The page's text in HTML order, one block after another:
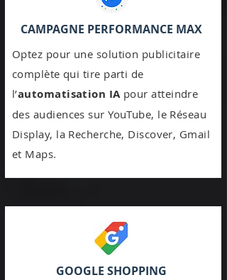
CAMPAGNE PERFORMANCE MAX
Optez pour une solution publicitaire
complète qui tire parti de
l’automatisation IA pour atteindre
des audiences sur YouTube, le Réseau
Display, la Recherche, Discover, Gmail
et Maps.
GOOGLE SHOPPING